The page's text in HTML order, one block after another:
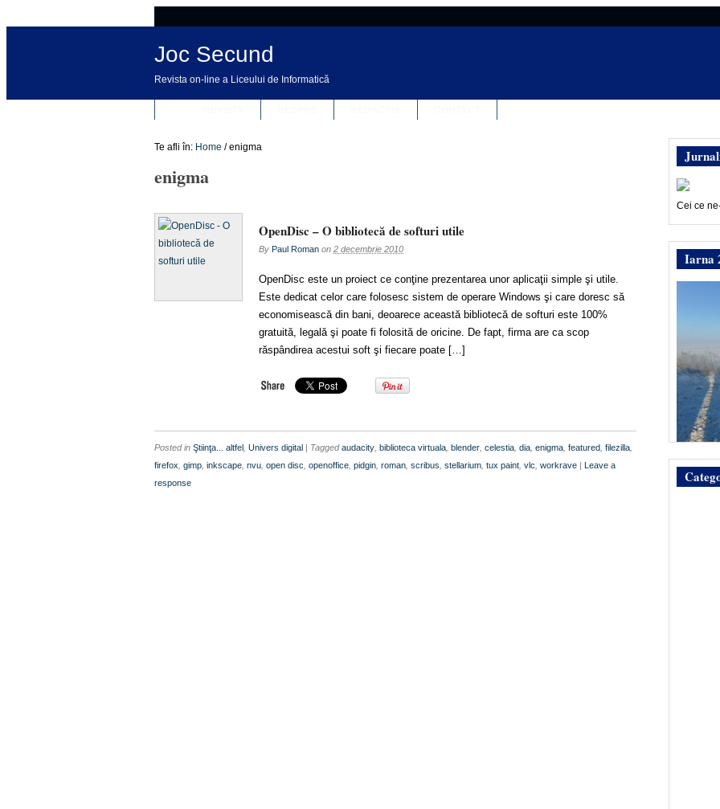
Joc Secund
Revista on-line a Liceului de Informatică
Te afli în: Home / enigma
enigma
OpenDisc – O bibliotecă de softuri utile
By Paul Roman on 2 decembrie 2010
OpenDisc este un proiect ce conţine prezentarea unor aplicaţii simple şi utile.
Este dedicat celor care folosesc sistem de operare Windows şi care doresc să
economisească din bani, deoarece această bibliotecă de softuri este 100%
gratuită, legală şi poate fi folosită de oricine. De fapt, firma are ca scop
răspândirea acestui soft şi fiecare poate […]
Posted in Ştiinţa... altfel Univers digital | Taggedaudacity biblioteca virtuala blender celestia dia enigma featured filezilla
firefox gimp inkscape nvu open disc openoffice pidgin roman scribus stellarium tux paint vlc workrave | Leave a
response
Cei ce
Iarna